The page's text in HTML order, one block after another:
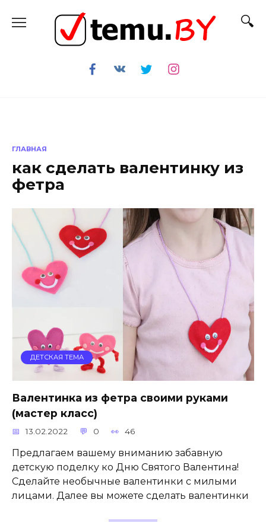
содержанию
ГЛАВНАЯ
как сделать валентинку из
фетра
ДЕТСКАЯ ТЕМА
Валентинка из фетра своими руками
(мастер класс)
13.02.2022 0 46
Предлагаем вашему вниманию забавную
детскую поделку ко Дню Святого Валентина!
Сделайте необычные валентинки с милыми
лицами. Далее вы можете сделать валентинки